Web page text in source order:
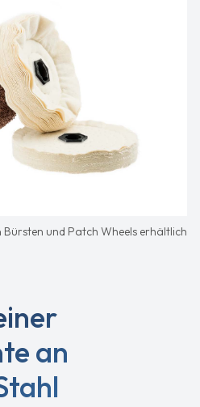
Bürsten und Patch Wheels erhältlich
an